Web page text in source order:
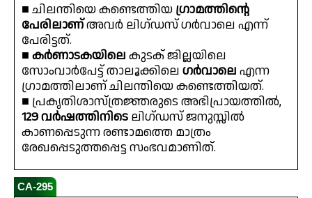
■ ചിലന്തിയെ കണ്ടെത്തിയ ഗ്രാമത്തിൻ്റെ
പേരിലാണ്അവർ ലിഗ്ഡസ് ഗർവാലെ എന്ന്
പേരിട്ടത്.
■ കർണാടകയിലെ കുടക് ജില്ലയിലെ
സോംവാർപേട്ട് താലൂക്കിലെ ഗർവാലെ എന്ന
ഗ്രാമത്തിലാണ് ചിലന്തിയെ കണ്ടെത്തിയത്.
■ പ്രകൃതിശാസ്ത്രജ്ഞരുടെ അഭിപ്രായത്തിൽ,
129 വർഷത്തിനിടെ ലിഗ്ഡസ് ജനുസ്സിൽ
കാണപ്പെടുന്ന രണ്ടാമത്തെ മാത്രം
രേഖപ്പെടുത്തപ്പെട്ട സംഭവമാണിത്.
CA-295